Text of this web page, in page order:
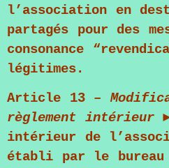
l’association en
partagés pour des
consonance
légitimes.
Article 13–
règlement intérieur►
intérieur de
établi par le bureau